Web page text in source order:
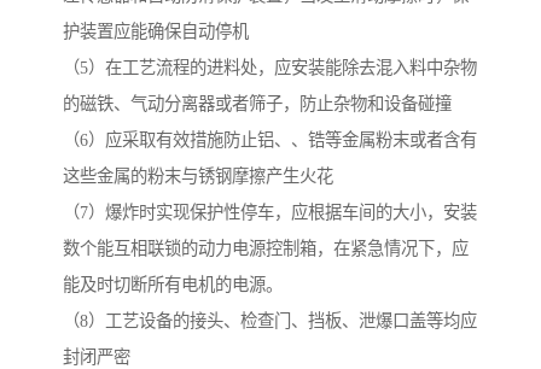
护装置应能确保自动停机
（5）在工艺流程的进料处，应安装能除去混入料中杂物
的磁铁、气动分离器或者筛子，防止杂物和设备碰撞
（6）应采取有效措施防止铝、、锆等金属粉末或者含有
这些金属的粉末与锈钢摩擦产生火花
（7）爆炸时实现保护性停车，应根据车间的大小，安装
数个能互相联锁的动力电源控制箱，在紧急情况下，应
能及时切断所有电机的电源。
（8）工艺设备的接头、检查门、挡板、泄爆口盖等均应
封闭严密